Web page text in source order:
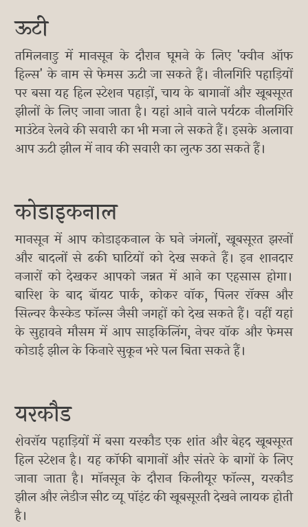
ऊटी
तमिलनाडु में मानसून के दौरान घूमने के लिए 'क्वीन ऑफ
हिल्स' के नाम से फेमस ऊटी जा सकते हैं। नीलगिरि पहाड़ियों
पर बसा यह हिल स्टेशन पहाड़ों, चाय के बागानों और खूबसूरत
झीलों के लिए जाना जाता है। यहां आने वाले पर्यटक नीलगिरि
माउंटेन रेलवे की सवारी का भी मजा ले सकते हैं। इसके अलावा
आप ऊटी झील में नाव की सवारी का लुत्फ उठा सकते हैं।
कोडाइकनाल
मानसून में आप कोडाइकनाल के घने जंगलों, खूबसूरत झरनों
और बादलों से ढकी घाटियों को देख सकते हैं। इन शानदार
नजारों को देखकर आपको जन्नत में आने का एहसास होगा।
बारिश के बाद बॅायट पार्क, कोकर वॉक, पिलर रॉक्स और
सिल्वर कैस्केड फॉल्स जैसी जगहों को देख सकते हैं। वहीं यहां
के सुहावने मौसम में आप साइकिलिंग, नेचर वॉक और फेमस
कोडाई झील के किनारे सुकून भरे पल बिता सकते हैं।
यरकौड
शेवरॉय पहाड़ियों में बसा यरकौड एक शांत और बेहद खूबसूरत
हिल स्टेशन है। यह कॉफी बागानों और संतरे के बागों के लिए
जाना जाता है। मॉनसून के दौरान किलीयूर फॉल्स, यरकौड
झील और लेडीज सीट व्यू पॉइंट की खूबसूरती देखने लायक होती
है।